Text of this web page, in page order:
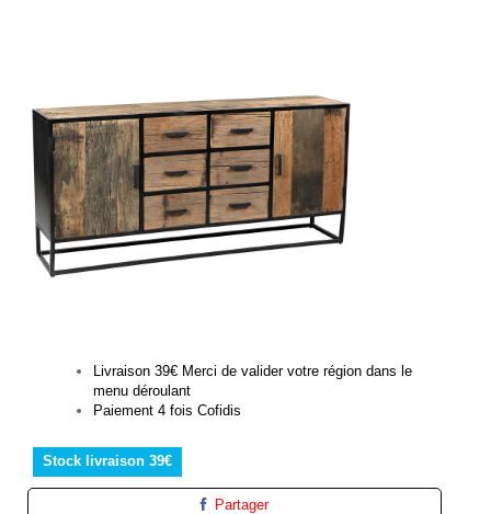
Livraison 39€ Merci de valider votre région dans le
menu déroulant
Paiement 4 fois Cofidis
Stock livraison 39€
Partager